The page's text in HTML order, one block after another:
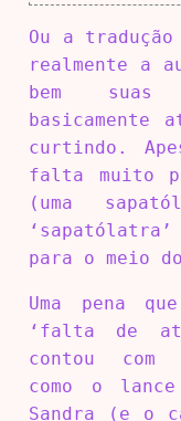
Ou a
realmente a
bem suas
basicamente
curtindo.
falta muito
(uma
para o meio
Uma pena
‘falta de
contou com
como o
Sandra (e o